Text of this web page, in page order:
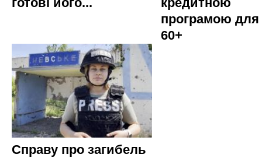
програмою
60+
Справу про загибель